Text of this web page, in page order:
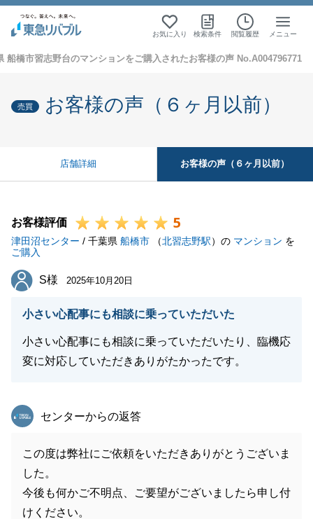
お気に入り 検索条件 閲覧履歴 メニュー
船橋市習志野台のマンションをご購入されたお客様の声 No.A004796771
売買 お客様の声（６ヶ月以前）
店舗詳細 お客様の声（６ヶ月以前）
お客様評価 5
津田沼センター / 千葉県 船橋市 （北習志野駅）の マンション を
ご購入
S様
S様 2025年10月20日
小さい心配事にも相談に乗っていただいた
小さい心配事にも相談に乗っていただいたり、臨機応
変に対応していただきありがたかったです。
東急リバブル
センターからの返答
この度は弊社にご依頼をいただきありがとうございま
した。
今後も何かご不明点、ご要望がございましたら申し付
けください。